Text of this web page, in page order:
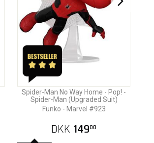
Spider-Man No Way Home - Pop! -
Spider-Man (Upgraded Suit)
Funko - Marvel #923
DKK 14900